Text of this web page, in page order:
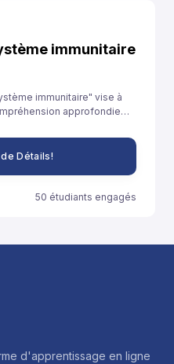
immunitaire
immunitaire" vise à
approfondie
et promouvoir la
Détails!
50 étudiants engagés
d'apprentissage en ligne